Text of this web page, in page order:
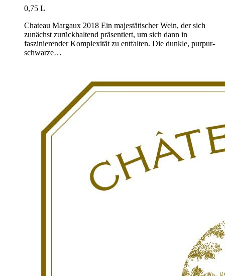
0,75 L
Chateau Margaux 2018 Ein majestätischer Wein, der sich
zunächst zurückhaltend präsentiert, um sich dann in
faszinierender Komplexität zu entfalten. Die dunkle, purpur-
schwarze…